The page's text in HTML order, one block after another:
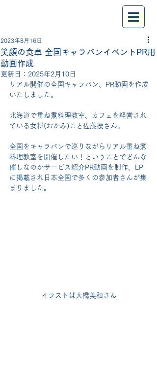
笑顔の食卓 全国キャラバンイベントPR用
動画作成
2023年8月16日
更新日： 2025年2月10日
リアル開催の全国キャラバン、PR動画を作成
いたしました。
北海道で重ね煮料理教室、カフェを経営され
ている女将(おかみ)こと 佐藤操さん。
全国をキャラバンで巡りながらリアル重ね煮
料理教室を開催したい！ということでどんな
催しなのかサービス紹介PR動画を制作、LP
に掲載され日本全国で多くの参加者さんが集
まりました。
イラストは大橋美和さん